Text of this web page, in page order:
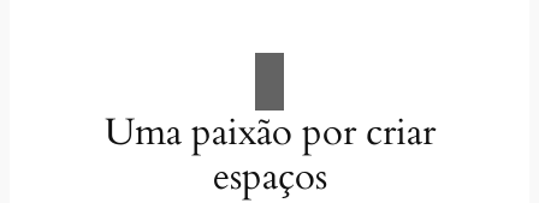
Uma paixão por criar
espaços